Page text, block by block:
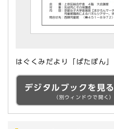
はぐくみだより「ぱたぽん」
デジタルブックを見る
（別ウィンドウで開く）